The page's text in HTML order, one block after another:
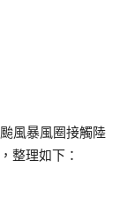
風暴風圈接觸陸
整理如下：